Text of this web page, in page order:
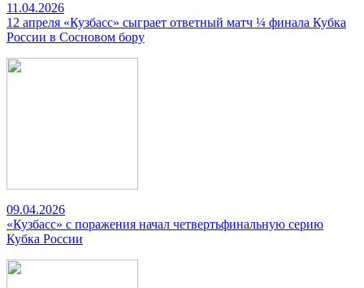
11.04.2026
12 апреля «Кузбасс» сыграет ответный матч ¼ финала Кубка
России в Сосновом бору
09.04.2026
«Кузбасс» с поражения начал четвертьфинальную серию
Кубка России